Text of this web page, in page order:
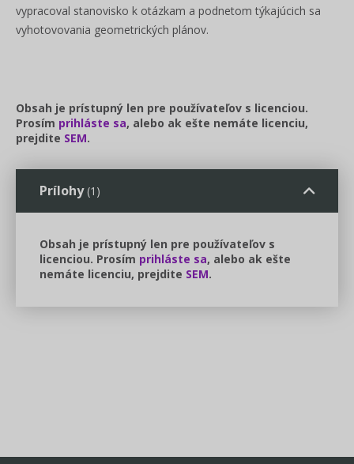
vypracoval stanovisko k otázkam a podnetom týkajúcich sa
vyhotovovania geometrických plánov.
Obsah je prístupný len pre používateľov s licenciou.
Prosím prihláste sa, alebo ak ešte nemáte licenciu,
prejdite SEM.
Prílohy (1)
Obsah je prístupný len pre používateľov s
licenciou. Prosím prihláste sa, alebo ak ešte
nemáte licenciu, prejdite SEM.